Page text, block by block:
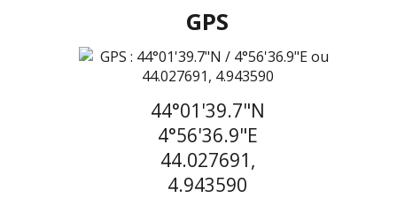
GPS
44°01'39.7"N
4°56'36.9"E
44.027691,
4.943590